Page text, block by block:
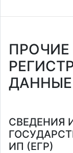
ПРОЧИЕ
ДАННЫЕ
СВЕДЕНИЯ
ИП (ЕГР)